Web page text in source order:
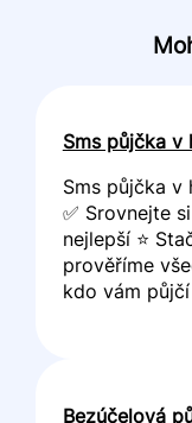
Sms půjčka v
Sms půjčka
✅ Srovnejte
nejlepší ⭐
prověříme
kdo vám
Bezúčelová